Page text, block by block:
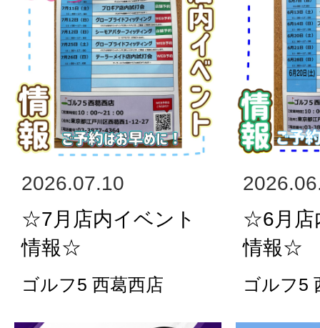
2026.07.10
☆7月店内イベント
情報☆
ゴルフ5 西葛西店
☆6月店
情報☆
ゴルフ5